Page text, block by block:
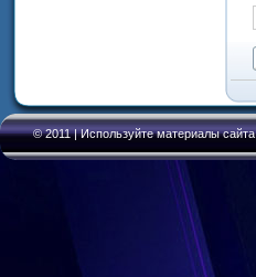
© 2011 | Используйте материалы